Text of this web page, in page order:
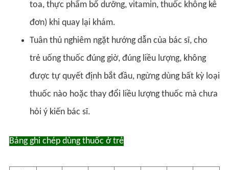
toa, thực phẩm bổ dưỡng, vitamin, thuốc không kê
đơn) khi quay lại khám.
Tuân thủ nghiêm ngặt hướng dẫn của bác sĩ, cho
trẻ uống thuốc đúng giờ, đúng liều lượng, không
được tự quyết định bắt đầu, ngừng dùng bất kỳ loại
thuốc nào hoặc thay đổi liều lượng thuốc mà chưa
hỏi ý kiến bác sĩ.
Bảng ghi chép dùng thuốc ở trẻ